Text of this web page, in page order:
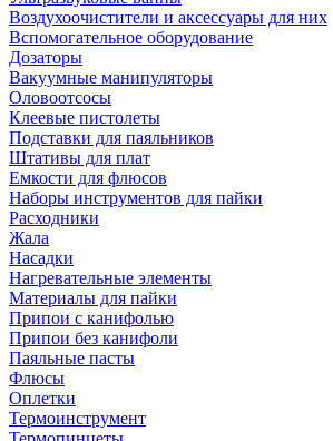
Воздухоочистители и аксессуары для них
Вспомогательное оборудование
Дозаторы
Вакуумные манипуляторы
Оловоотсосы
Клеевые пистолеты
Подставки для паяльников
Штативы для плат
Емкости для флюсов
Наборы инструментов для пайки
Расходники
Жала
Насадки
Нагревательные элементы
Материалы для пайки
Припои с канифолью
Припои без канифоли
Паяльные пасты
Флюсы
Оплетки
Термоинструмент